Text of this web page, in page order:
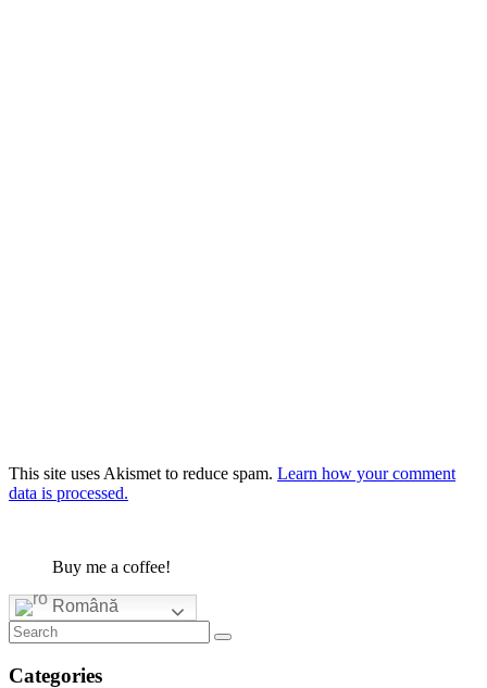
This site uses Akismet to reduce spam. Learn how your comment
data is processed.
Buy me a coffee!
Română
Categories